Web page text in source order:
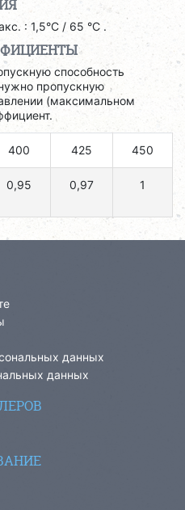
: 1,5°C / 65 °C .
способность
пропускную
(максимальном
400 425 450
0,95 0,97 1
данных
данных